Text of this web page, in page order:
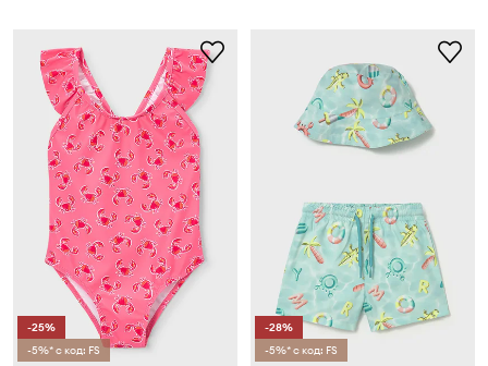
-25%
-5%* с код: FS
-28%
-5%* с код: FS